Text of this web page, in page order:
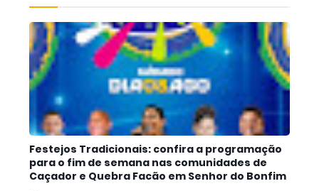
Festejos Tradicionais: confira a programação
para o fim de semana nas comunidades de
Caçador e Quebra Facão em Senhor do Bonfim